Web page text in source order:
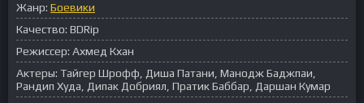
Жанр: Боевики
Качество: BDRip
Режиссер: Ахмед Кхан
Актеры: Тайгер Шрофф, Диша Патани, Манодж Баджпаи,
Рандип Худа, Дипак Добриял, Пратик Баббар, Даршан Кумар